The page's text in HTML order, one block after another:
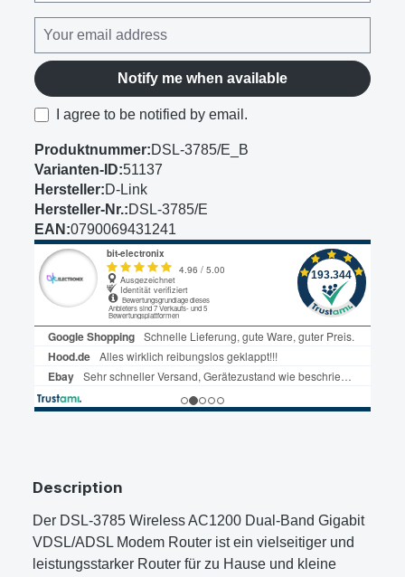
Notify me when available
I agree to be notified by email.
Produktnummer:DSL-3785/E_B
Varianten-ID:51137
Hersteller:D-Link
Hersteller-Nr.:DSL-3785/E
EAN:0790069431241
Description
Der DSL-3785 Wireless AC1200 Dual-Band Gigabit
VDSL/ADSL Modem Router ist ein vielseitiger und
leistungsstarker Router für zu Hause und kleine